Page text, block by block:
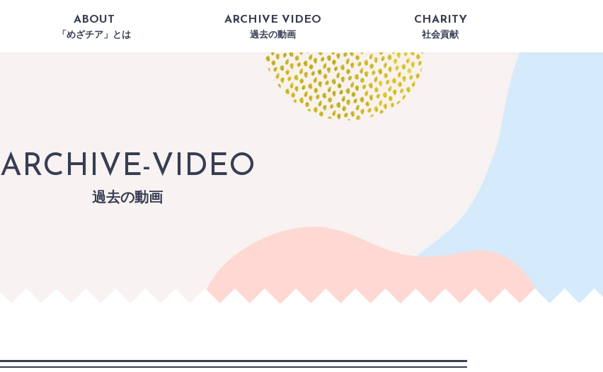
ABOUT
「めざチア」とは
ARCHIVE VIDEO
過去の動画
CHARITY
社会貢献
ARCHIVE-VIDEO
過去の動画